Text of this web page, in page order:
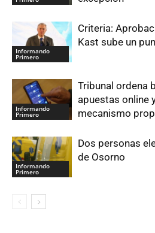
Informando
Primero
Criteria:
Kast sube un
Informando
Primero
Tribunal ordena
apuestas online
mecanismo
Informando
Primero
Dos personas
de Osorno